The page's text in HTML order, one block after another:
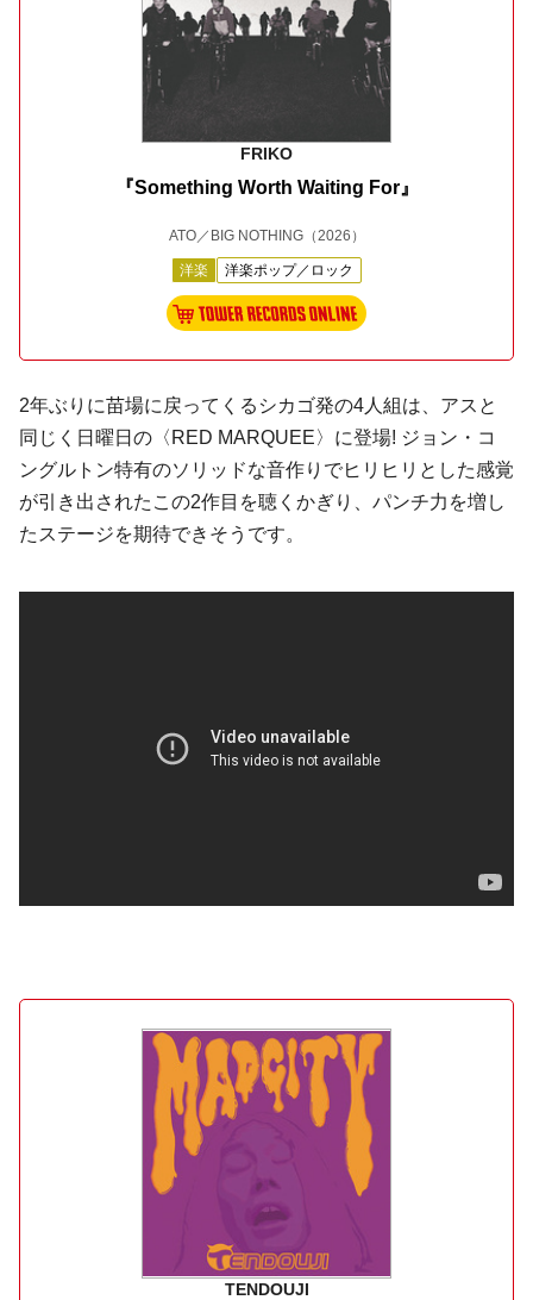
FRIKO
『Something Worth Waiting For』
ATO／BIG NOTHING（2026）
洋楽 洋楽ポップ／ロック
2年ぶりに苗場に戻ってくるシカゴ発の4人組は、アスと
同じく日曜日の〈RED MARQUEE〉に登場! ジョン・コ
ングルトン特有のソリッドな音作りでヒリヒリとした感覚
が引き出されたこの2作目を聴くかぎり、パンチ力を増し
たステージを期待できそうです。
TENDOUJI